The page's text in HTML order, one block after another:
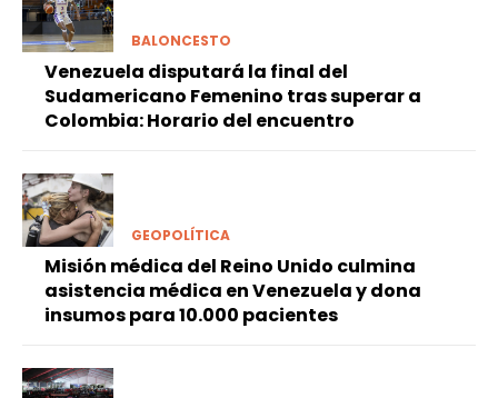
BALONCESTO
Venezuela disputará la final del
Sudamericano Femenino tras superar a
Colombia: Horario del encuentro
GEOPOLÍTICA
Misión médica del Reino Unido culmina
asistencia médica en Venezuela y dona
insumos para 10.000 pacientes